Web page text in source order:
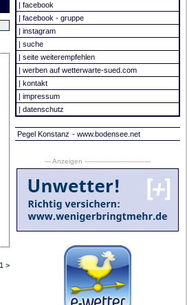
>
| facebook
| facebook - gruppe
| instagram
| suche
| seite weiterempfehlen
| werben auf wetterwarte-sued.com
| kontakt
| impressum
| datenschutz
Pegel Konstanz - www.bodensee.net
--- Anzeigen --------------------------------